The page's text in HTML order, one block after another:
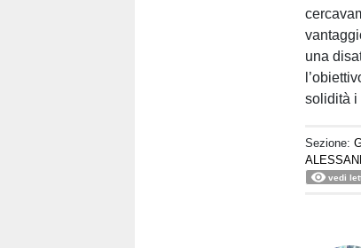
una
solidità i
Sezione:
vedi